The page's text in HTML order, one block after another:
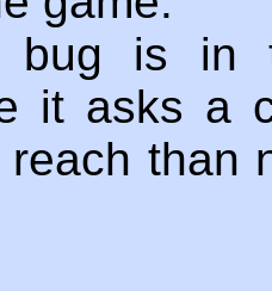
bug is in
it asks a
than